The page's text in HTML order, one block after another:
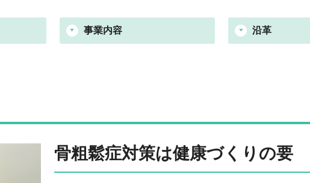
事業内容 沿革
骨粗鬆症対策は健康づくりの要